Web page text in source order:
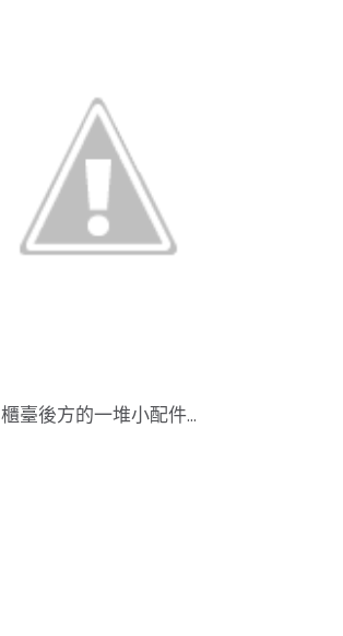
櫃臺後方的一堆小配件...